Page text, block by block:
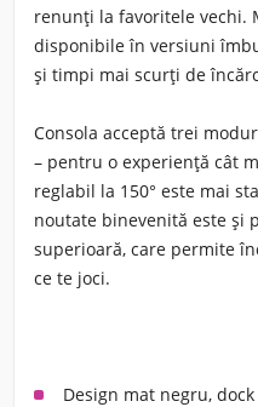
renunți la favoritele vechi.
disponibile în versiuni
și timpi mai scurți de
Consola acceptă trei
– pentru o experiență cât
reglabil la 150° este mai
noutate binevenită este și
superioară, care permite
ce te joci.
Design mat negru,